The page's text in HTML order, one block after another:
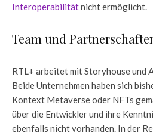
Interoperabilitätnicht ermöglicht.
Team und
RTL+ arbeitet mit Storyhouse und
Beide Unternehmen haben sich
Kontext Metaverse oder NFTs
über die Entwickler und ihre
ebenfalls nicht vorhanden. In der